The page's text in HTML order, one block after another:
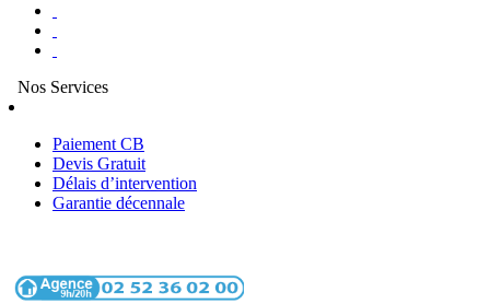
Nos Services
Paiement CB
Devis Gratuit
Délais d’intervention
Garantie décennale